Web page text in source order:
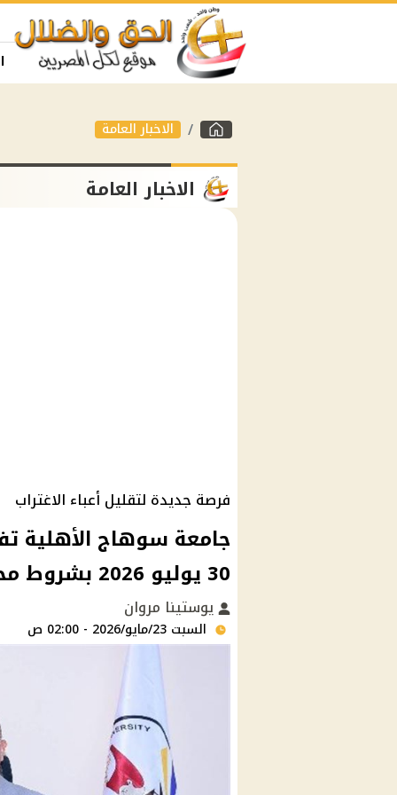
الاخبار العامة
الاخبار العامة
فرصة جديدة لتقليل أعباء الاغتراب
30 يوليو 2026 بشروط محددة
يوستينا مروان
السبت 23/مايو/2026 - 02:00 ص